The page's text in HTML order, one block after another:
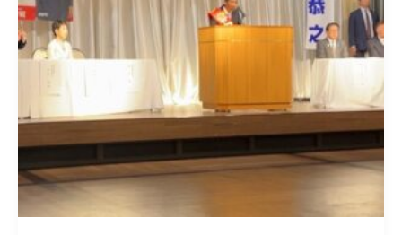
区
自
民
認
候
補
わ
た